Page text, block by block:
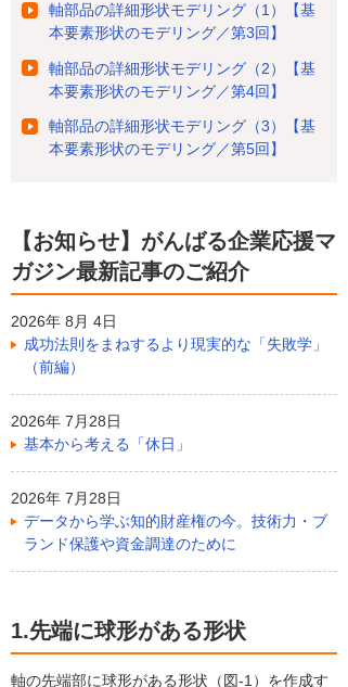
軸部品の詳細形状モデリング（1）【基
本要素形状のモデリング／第3回】
軸部品の詳細形状モデリング（2）【基
本要素形状のモデリング／第4回】
軸部品の詳細形状モデリング（3）【基
本要素形状のモデリング／第5回】
【お知らせ】がんばる企業応援マ
ガジン最新記事のご紹介
2026年 8月 4日
成功法則をまねするより現実的な「失敗学」
（前編）
2026年 7月28日
基本から考える「休日」
2026年 7月28日
データから学ぶ知的財産権の今。技術力・ブ
ランド保護や資金調達のために
1.先端に球形がある形状
軸の先端部に球形がある形状（図-1）を作成す